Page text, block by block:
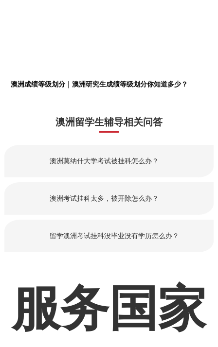
澳洲成绩等级划分｜澳洲研究生成绩等级划分你知道多少？
澳洲留学生辅导相关问答
澳洲莫纳什大学考试被挂科怎么办？
澳洲考试挂科太多，被开除怎么办？
留学澳洲考试挂科没毕业没有学历怎么办？
服务国家